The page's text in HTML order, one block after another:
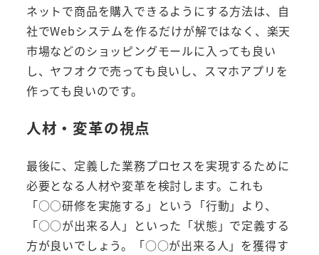
ネットで商品を購入できるようにする方法は、自
社でWebシステムを作るだけが解ではなく、楽天
市場などのショッピングモールに入っても良い
し、ヤフオクで売っても良いし、スマホアプリを
作っても良いのです。
人材・変革の視点
最後に、定義した業務プロセスを実現するために
必要となる人材や変革を検討します。これも
「○○研修を実施する」という「行動」より、
「○○が出来る人」といった「状態」で定義する
方が良いでしょう。「○○が出来る人」を獲得す